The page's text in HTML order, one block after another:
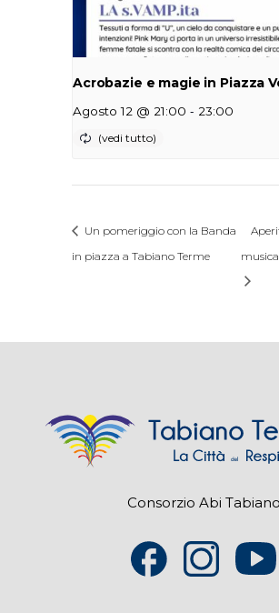
Acrobazie e magie in Piazza
Agosto 12 @ 21:00 - 23:00
Un pomeriggio con la Banda
in piazza a Tabiano Terme
Consorzio Abi Tabiano